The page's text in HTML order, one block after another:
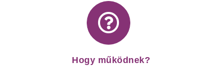
Hogy működnek?